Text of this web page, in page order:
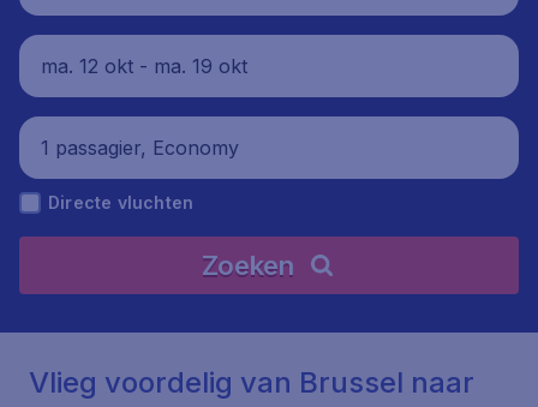
panje
ma. 12 okt - ma. 19 okt
1 passagier, Economy
Directe vluchten
Zoeken
Vlieg voordelig van Brussel naar